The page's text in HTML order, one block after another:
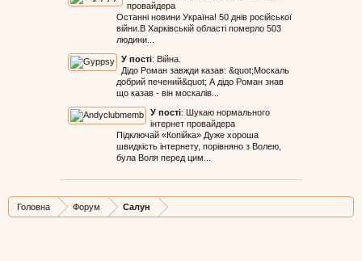
провайдера
Останні новини Україна! 50 днів російської
війни.В Харківській області померло 503
людини...
У пості: Війна.
Дідо Роман завжди казав: &quot;Москаль
добрий печений&quot; А дідо Роман знав
що казав - він москалів...
У пості: Шукаю нормального
інтернет провайдера
Підключай «Копійка» Дуже хороша
швидкість інтернету, порівняно з Волею,
була Воля перед цим...
Головна Форум Салун